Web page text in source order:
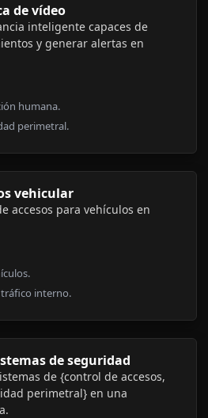
de vídeo
inteligente capaces de
y generar alertas en
humana.
perimetral.
vehicular
accesos para vehículos en
interno.
de seguridad
de {control de accesos,
perimetral} en una